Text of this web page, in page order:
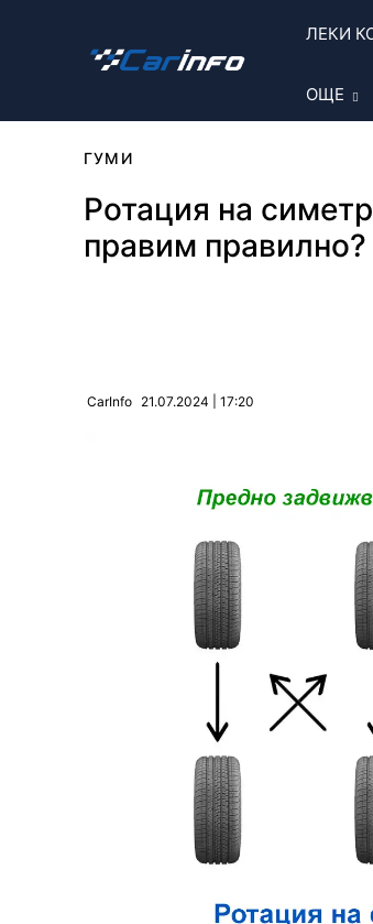
ЛЕКИ
ОЩЕ
ГУМИ
Ротация на
правим правилно?
CarInfo 21.07.2024 | 17:20